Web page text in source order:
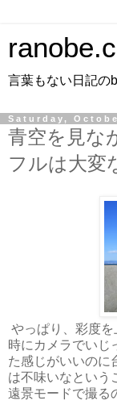
言葉もない日記の
Saturday,
青空を見な
フルは大変
やっぱり、彩度
時にカメラでいじ
た感じがいいのに
は不味いなという
遠景モードで撮る